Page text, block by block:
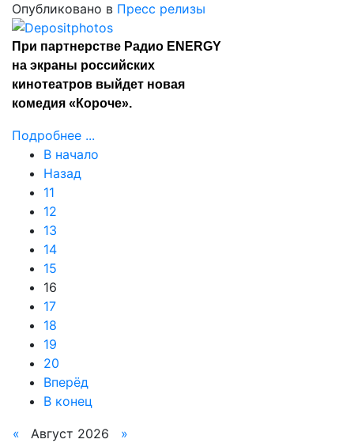
Опубликовано в Пресс релизы
При партнерстве Радио ENERGY
на экраны российских
кинотеатров выйдет новая
комедия «Короче».
Подробнее ...
В начало
Назад
11
12
13
14
15
16
17
18
19
20
Вперёд
В конец
« Август 2026
»